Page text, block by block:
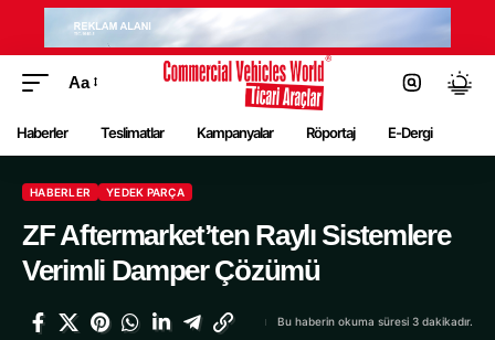
Aa
Haberler Teslimatlar Kampanyalar Röportaj E-Dergi
HABERLER YEDEK PARÇA
ZF Aftermarket’ten Raylı Sistemlere
Verimli Damper Çözümü
Bu haberin okuma süresi 3 dakikadır.